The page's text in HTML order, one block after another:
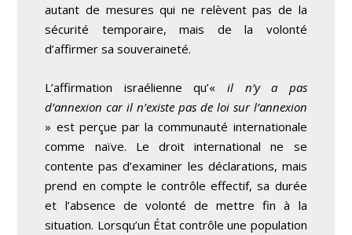
autant de mesures qui ne relèvent pas de la
sécurité temporaire, mais de la volonté
d’affirmer sa souveraineté.
L’affirmation israélienne qu’« il n’y a pas
d’annexion car il n’existe pas de loi sur l’annexion
» est perçue par la communauté internationale
comme naïve. Le droit international ne se
contente pas d’examiner les déclarations, mais
prend en compte le contrôle effectif, sa durée
et l’absence de volonté de mettre fin à la
situation. Lorsqu’un État contrôle une population